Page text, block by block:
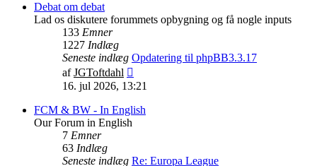
Debat om debat
Lad os diskutere forummets opbygning og få nogle inputs
133 Emner
1227 Indlæg
Seneste indlæg Opdatering til phpBB3.3.17
afJGToftdahl
det
indlæg
16. jul 2026, 13:21
FCM & BW - In English
Our Forum in English
7 Emner
63 Indlæg
Seneste indlæg Re: Europa League